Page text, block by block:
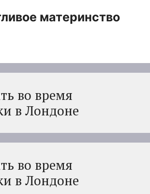
материнство
во время
в Лондоне
во время
в Лондоне